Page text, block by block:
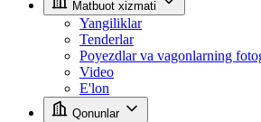
Matbuot xizmati
Yangiliklar
Tenderlar
Poyezdlar va vagonlarning
Video
E'lon
Qonunlar